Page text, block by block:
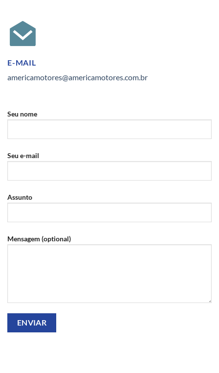
E-MAIL
americamotores@americamotores.com.br
Seu nome
Seu e-mail
Assunto
Mensagem (optional)